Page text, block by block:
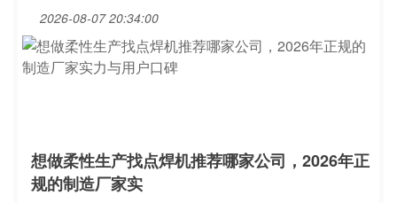
2026-08-07 20:34:00
想做柔性生产找点焊机推荐哪家公司，2026年正
规的制造厂家实